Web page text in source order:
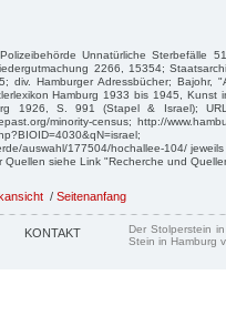
Unnatürliche Sterbefälle
2266, 15354;
div. Hamburger Adressbücher; Bajohr,
Hamburg 1933 bis 1945, Kunst
1926, S. 991 (Stapel & Israel);
minority-census; http://
auswahl/177504/hochallee-104/
Quellen siehe Link "Recherche und
/ Seitenanfang
KONTAKT
Der Stolperstein
Stein in Hamburg